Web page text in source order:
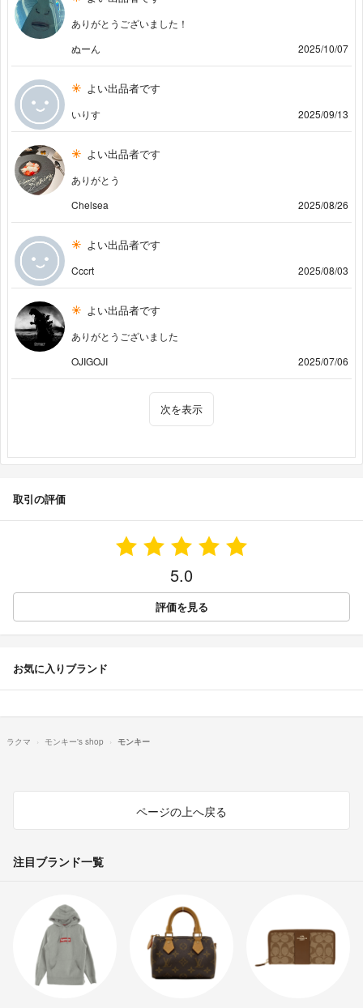
ありがとうございました！
ぬーん
2025/10/07
よい出品者です
いりす 2025/09/13
よい出品者です
ありがとう
Chelsea
2025/08/26
よい出品者です
Cccrt 2025/08/03
よい出品者です
ありがとうございました
OJIGOJI
2025/07/06
次を表示
取引の評価
5.0
評価を見る
お気に入りブランド
ラクマ モンキー's shop モンキー
ページの上へ戻る
注目ブランド一覧